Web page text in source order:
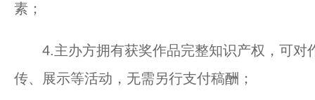
素；
4.主办方拥有获奖作品完整知识产权，可对
传、展示等活动，无需另行支付稿酬；